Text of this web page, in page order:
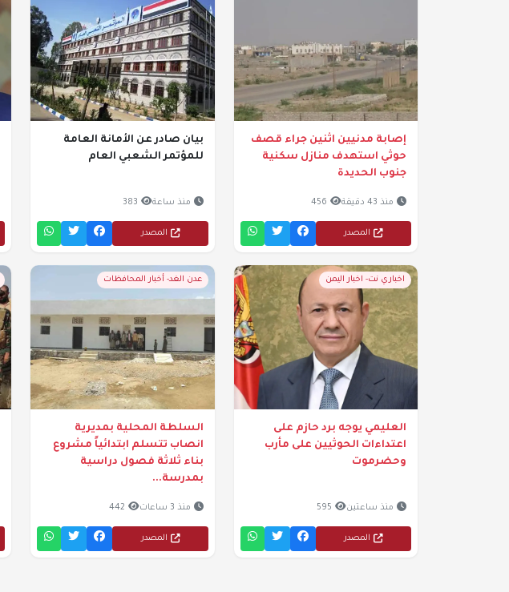
إصابة مدنيين اثنين جراء قصف
حوثي استهدف منازل سكنية
جنوب الحديدة
منذ 43 دقيقة 456
المصدر
بيان صادر عن الأمانة العامة
للمؤتمر الشعبي العام
منذ ساعة 383
المصدر
اخباري نت- اخبار اليمن
العليمي يوجه برد حازم على
اعتداءات الحوثيين على مأرب
وحضرموت
منذ ساعتين 595
المصدر
عدن الغد- أخبار المحافظات
السلطة المحلية بمديرية
انصاب تتسلم ابتدائياً مشروع
بناء ثلاثة فصول دراسية
بمدرسة...
منذ 3 ساعات 442
المصدر